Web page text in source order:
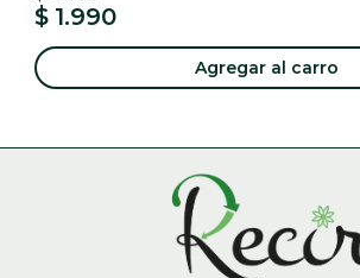
$ 1.990
Agregar al carro